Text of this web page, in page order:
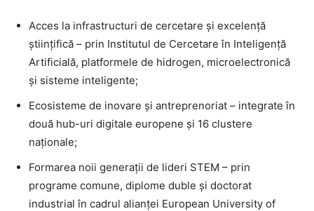
Acces la infrastructuri de cercetare și excelență
științifică – prin Institutul de Cercetare în Inteligență
Artificială, platformele de hidrogen, microelectronică
și sisteme inteligente;
Ecosisteme de inovare și antreprenoriat – integrate în
două hub-uri digitale europene și 16 clustere
naționale;
Formarea noii generații de lideri STEM – prin
programe comune, diplome duble și doctorat
industrial în cadrul alianței European University of